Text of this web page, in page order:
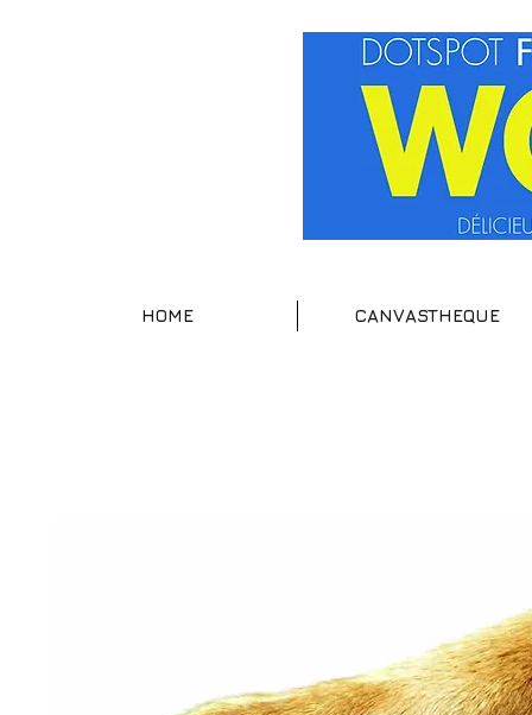
HOME CANVASTHEQUE